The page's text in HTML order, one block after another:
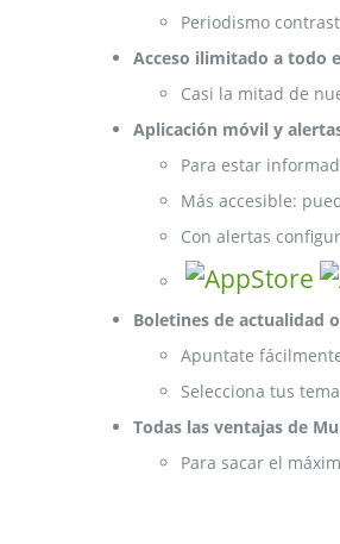
Periodismo
Acceso ilimitado a todo
Casi la mitad de
Aplicación móvil y
Para estar
Más accesible:
Con alertas
Boletines de actualidad
Apuntate
Selecciona tus
Todas las ventajas de
Para sacar el